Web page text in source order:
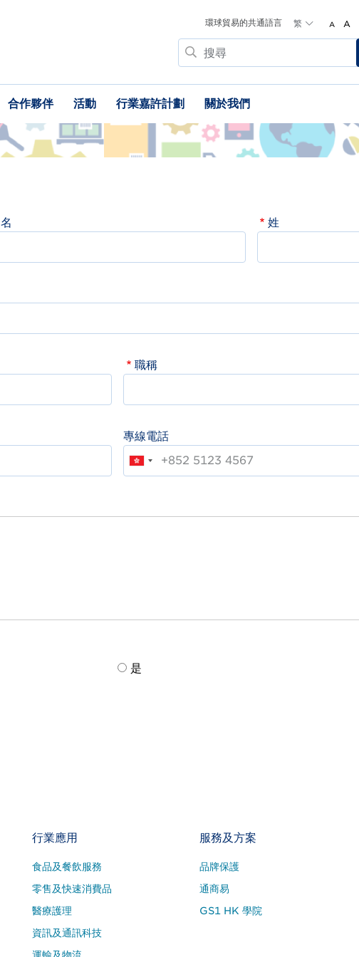
環球貿易的共通語言 繁 A A
搜
尋
合作夥伴 活動 行業嘉許計劃 關於我們
名 姓
職稱
專線電話
是
行業應用
食品及餐飲服務
零售及快速消費品
醫療護理
資訊及通訊科技
服務及方案
品牌保護
通商易
GS1 HK 學院